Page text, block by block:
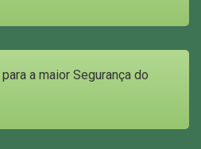
a maior Segurança do